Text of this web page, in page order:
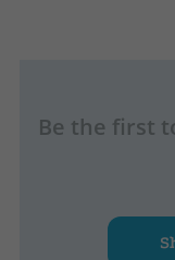
Be the first